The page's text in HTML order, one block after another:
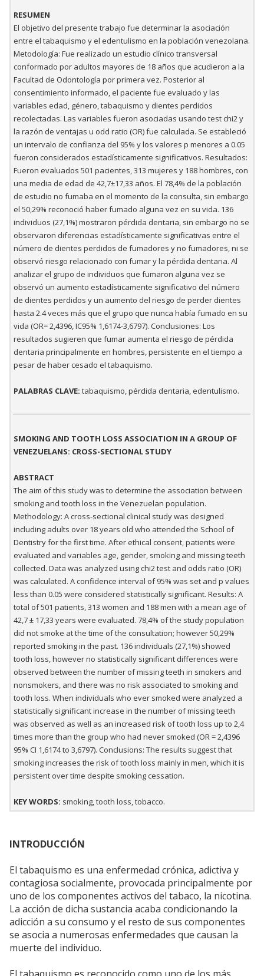
RESUMEN
El objetivo del presente trabajo fue determinar la asociación
entre el tabaquismo y el edentulismo en la población venezolana.
Metodología: Fue realizado un estudio clínico transversal
conformado por adultos mayores de 18 años que acudieron a la
Facultad de Odontología por primera vez. Posterior al
consentimiento informado, el paciente fue evaluado y las
variables edad, género, tabaquismo y dientes perdidos
recolectadas. Las variables fueron asociadas usando test chi2 y
la razón de ventajas u odd ratio (OR) fue calculada. Se estableció
un intervalo de confianza del 95% y los valores p menores a 0.05
fueron considerados estadísticamente significativos. Resultados:
Fueron evaluados 501 pacientes, 313 mujeres y 188 hombres, con
una media de edad de 42,7±17,33 años. El 78,4% de la población
de estudio no fumaba en el momento de la consulta, sin embargo
el 50,29% reconoció haber fumado alguna vez en su vida. 136
individuos (27,1%) mostraron pérdida dentaria, sin embargo no se
observaron diferencias estadísticamente significativas entre el
número de dientes perdidos de fumadores y no fumadores, ni se
observó riesgo relacionado con fumar y la pérdida dentaria. Al
analizar el grupo de individuos que fumaron alguna vez se
observó un aumento estadísticamente significativo del número
de dientes perdidos y un aumento del riesgo de perder dientes
hasta 2.4 veces más que el grupo que nunca había fumado en su
vida (OR= 2,4396, IC95% 1,6174-3,6797). Conclusiones: Los
resultados sugieren que fumar aumenta el riesgo de pérdida
dentaria principalmente en hombres, persistente en el tiempo a
pesar de haber cesado el tabaquismo.
PALABRAS CLAVE: tabaquismo, pérdida dentaria, edentulismo.
SMOKING AND TOOTH LOSS ASSOCIATION IN A GROUP OF
VENEZUELANS: CROSS-SECTIONAL STUDY
ABSTRACT
The aim of this study was to determine the association between
smoking and tooth loss in the Venezuelan population.
Methodology: A cross-sectional clinical study was designed
including adults over 18 years old who attended the School of
Dentistry for the first time. After ethical consent, patients were
evaluated and variables age, gender, smoking and missing teeth
collected. Data was analyzed using chi2 test and odds ratio (OR)
was calculated. A confidence interval of 95% was set and p values
less than 0.05 were considered statistically significant. Results: A
total of 501 patients, 313 women and 188 men with a mean age of
42,7 ± 17,33 years were evaluated. 78,4% of the study population
did not smoke at the time of the consultation; however 50,29%
reported smoking in the past. 136 individuals (27,1%) showed
tooth loss, however no statistically significant differences were
observed between the number of missing teeth in smokers and
nonsmokers, and there was no risk associated to smoking and
tooth loss. When individuals who ever smoked were analyzed a
statistically significant increase in the number of missing teeth
was observed as well as an increased risk of tooth loss up to 2,4
times more than the group who had never smoked (OR = 2,4396
95% CI 1,6174 to 3,6797). Conclusions: The results suggest that
smoking increases the risk of tooth loss mainly in men, which it is
persistent over time despite smoking cessation.
KEY WORDS: smoking, tooth loss, tobacco.
INTRODUCCIÓN
El tabaquismo es una enfermedad crónica, adictiva y
contagiosa socialmente, provocada principalmente por
uno de los componentes activos del tabaco, la nicotina.
La acción de dicha sustancia acaba condicionando la
adicción a su consumo y el resto de sus componentes
se asocia a numerosas enfermedades que causan la
muerte del individuo.